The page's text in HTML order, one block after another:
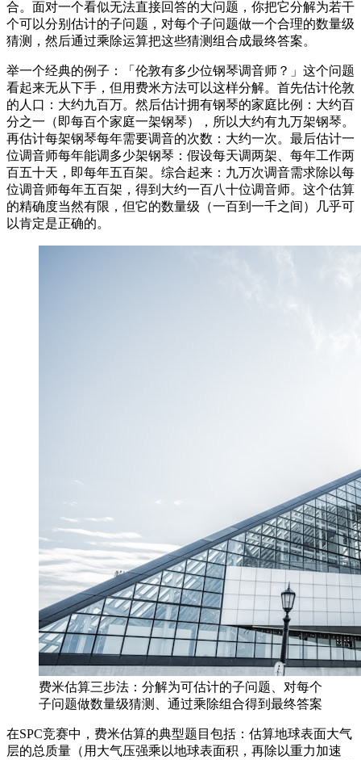
合。面对一个看似无法直接回答的大问题，你把它分解为若干
个可以分别估计的子问题，对每个子问题做一个合理的数量级
猜测，然后通过乘除运算把这些猜测组合成最终答案。
举一个经典的例子：「伦敦有多少位钢琴调音师？」这个问题
看起来无从下手，但用费米方法可以这样分解。首先估计伦敦
的人口：大约九百万。然后估计拥有钢琴的家庭比例：大约百
分之一（即每百个家庭一架钢琴），所以大约有九万架钢琴。
再估计每架钢琴每年需要调音的次数：大约一次。最后估计一
位调音师每年能调多少架钢琴：假设每天调两架、每年工作两
百五十天，即每年五百架。综合起来：九万次调音需求除以每
位调音师每年五百架，得到大约一百八十位调音师。这个估算
的精确度当然有限，但它的数量级（一百到一千之间）几乎可
以肯定是正确的。
费米估算三步法：分解为可估计的子问题、对每个
子问题做数量级猜测、通过乘除组合得到最终答案
在SPC竞赛中，费米估算的典型题目包括：估算地球表面大气
层的总质量（用大气压强乘以地球表面积，再除以重力加速